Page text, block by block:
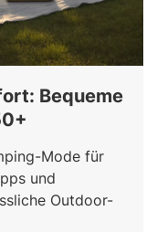
Bequeme
Mode für
und
Outdoor-